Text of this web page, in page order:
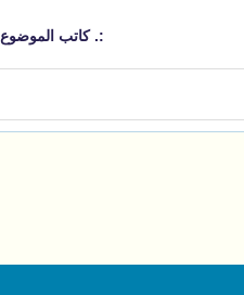
:. كاتب الموضوع